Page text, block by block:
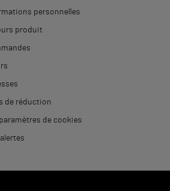
personnelles
produit
de réduction
de cookies